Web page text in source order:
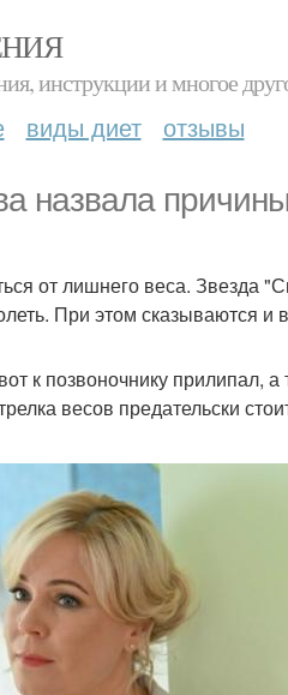
инструкции и многое
виды диет отзывы
назвала
от лишнего веса. Звезда
При этом сказываются и
к позвоночнику прилипал,
весов предательски